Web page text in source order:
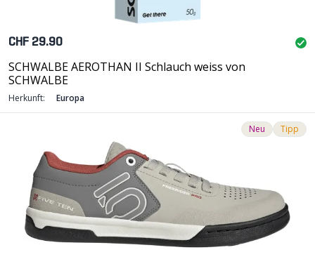
CHF 29.90
SCHWALBE AEROTHAN II Schlauch weiss von
SCHWALBE
Herkunft: Europa
Neu Tipp